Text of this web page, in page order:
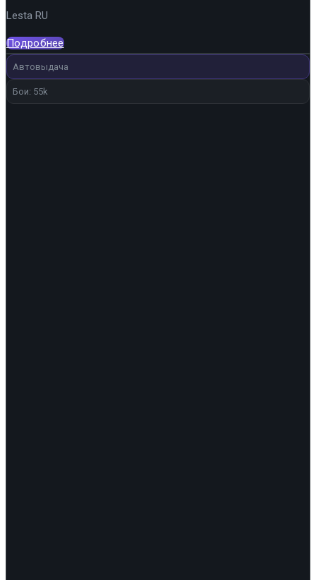
Lesta RU
Подробнее
Автовыдача
Бои: 55k